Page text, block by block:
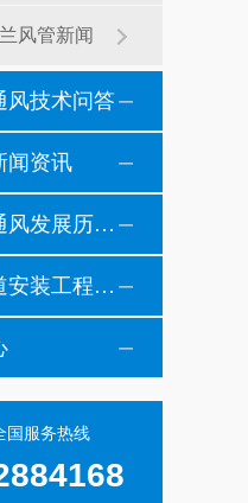
风管新闻
风技术问答
闻资讯
大世界通风发展历程纪事
通风管道安装工程风管安装现场施工案例
国服务热线